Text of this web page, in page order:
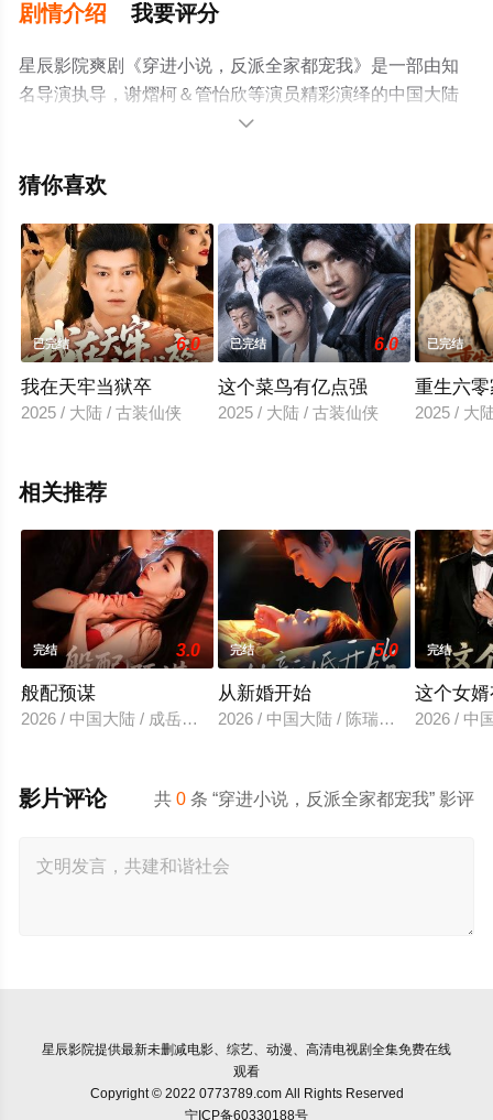
剧情介绍 我要评分
星辰影院爽剧《穿进小说，反派全家都宠我》是一部由知
名导演执导，谢熠柯＆管怡欣等演员精彩演绎的中国大陆
电视剧，大结局剧情已揭晓（完结），手机免费观看高清
移步至豆瓣电视剧、电视猫或剧情网等平台了解。

猜你喜欢
已完结 6.0
我在天牢当狱卒
2025 / 大陆 / 古装仙侠
已完结 6.0
这个菜鸟有亿点强
2025 / 大陆 / 古装仙侠
已完结
重生六
2025 / 大
相关推荐
完结 3.0
般配预谋
2026 / 中国大陆 / 成岳＆刘蔓莉
完结 5.0
从新婚开始
2026 / 中国大陆 / 陈瑞丰＆郑晨雨
完结
这个女
2026 / 中
共0 条 “穿进小说，反派全家都宠我” 影评
影片评论
星辰影院提供最新未删减电影、综艺、动漫、高清电视剧全集免费在线
观看
Copyright © 2022 0773789.com All Rights Reserved
宁ICP备60330188号